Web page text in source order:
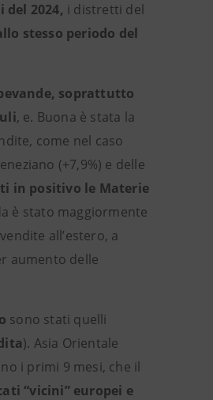
del 2024, i distretti del
stesso periodo del
soprattutto
, e. Buona è stata la
come nel caso
(+7,9%) e delle
in positivo le Materie
è stato maggiormente
all’estero, a
aumento delle
sono stati quelli
). Asia Orientale
i primi 9 mesi, che il
“vicini” europei e